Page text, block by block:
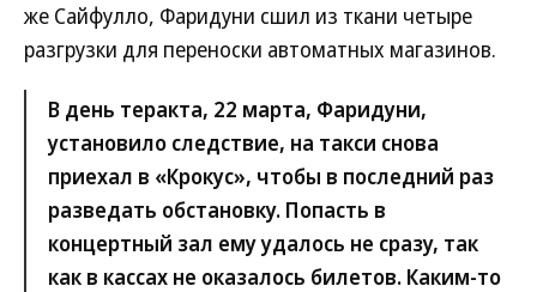
же Сайфулло, Фаридуни сшил из ткани четыре
разгрузки для переноски автоматных магазинов.
В день теракта, 22 марта, Фаридуни,
установило следствие, на такси снова
приехал в «Крокус», чтобы в последний раз
разведать обстановку. Попасть в
концертный зал ему удалось не сразу, так
как в кассах не оказалось билетов. Каким-то